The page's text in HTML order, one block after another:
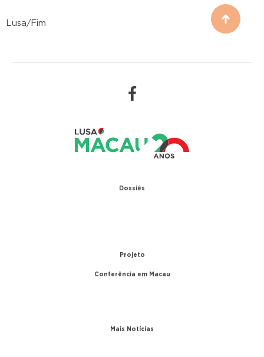
Lusa/Fim
Dossiês
Projeto
Conferência em Macau
Mais Notícias